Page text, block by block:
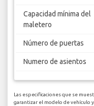
Capacidad mínima del
maletero
Número de puertas
Numero de asientos
Las especificaciones que se
garantizar el modelo de vehículo